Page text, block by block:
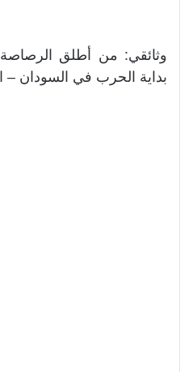
وثائقي: من أطلق الرصاصة
بداية الحرب في السودان –